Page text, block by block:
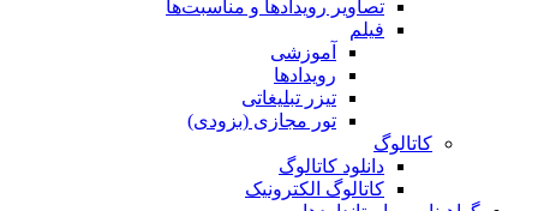
تصاویر رویدادها و مناسبت‌ها
فیلم
آموزشی
رویدادها
تیزر تبلیغاتی
تور مجازی (بزودی)
کاتالوگ
دانلود کاتالوگ
کاتالوگ الکترونیک